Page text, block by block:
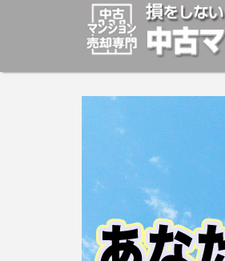
マンションの「売却」は「
安めの売却金額と言われて